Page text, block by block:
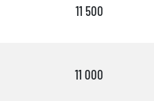
11 500
11 000